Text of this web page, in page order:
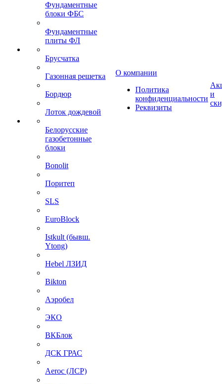
Фундаментные
блоки ФБС
Фундаментные
плиты ФЛ
Брусчатка
Газонная решетка
Бордюр
Лоток дождевой
Белорусские
газобетонные
блоки
Bonolit
Поритеп
SLS
EuroBlock
Istkult (бывш.
Ytong)
Hebel ЛЗИД
Bikton
Аэробел
ЭКО
ВКБлок
ДСК ГРАС
Aeroc (ЛСР)
О компании
Политика
конфиденциальности
Реквизиты
и